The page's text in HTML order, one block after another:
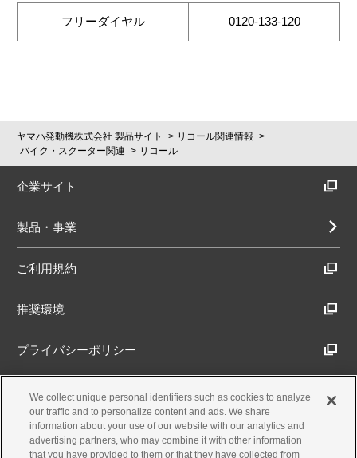
フリーダイヤル 0120-133-120
ヤマハ発動機株式会社 製品サイト
リコール関連情報
バイク・スクーター関連
リコール
企業サイト
製品・事業
ご利用規約
推奨環境
プライバシーポリシー
Cookieポリシー
アクセシビリティ方針
We collect unique personal identifiers such as cookies to analyze
our traffic and to personalize content and ads. We share
information about your use of our website with our analytics and
advertising partners, who may combine it with other information
that you have provided to them or that they have collected from